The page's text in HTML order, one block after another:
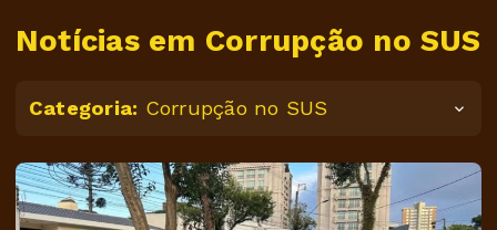
Notícias em Corrupção no SUS
Categoria: Corrupção no SUS